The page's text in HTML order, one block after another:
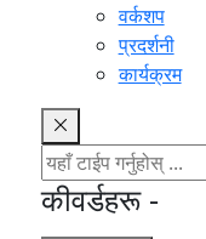
वर्कशप
प्रदर्शनी
कार्यक्रम
कीवर्डहरू -